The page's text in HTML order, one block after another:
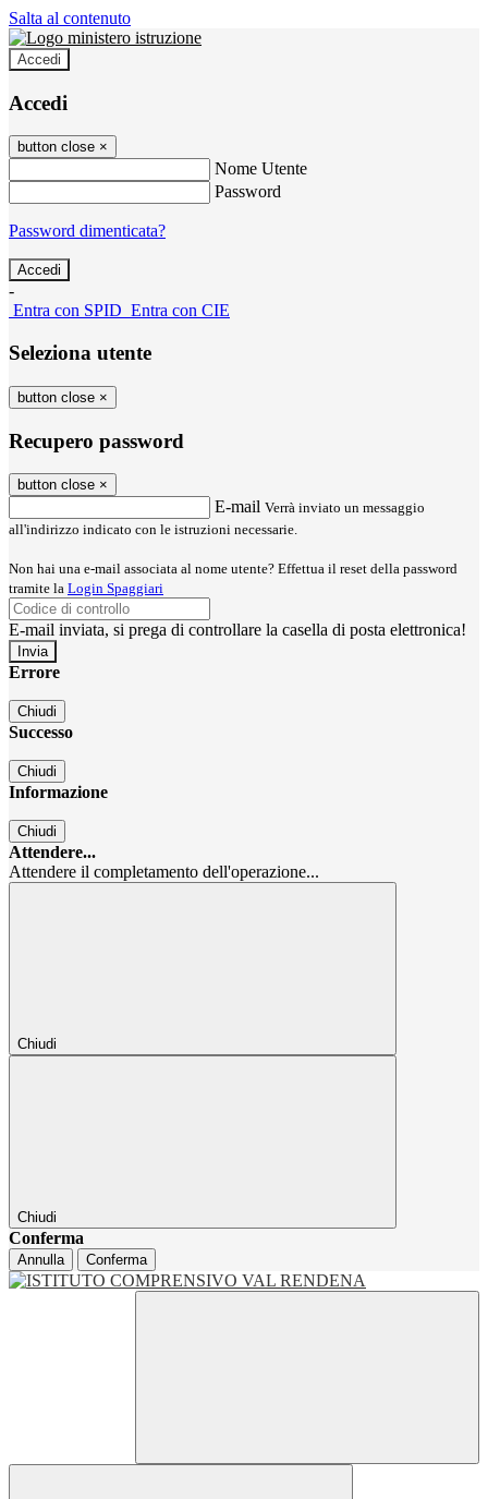
Salta al contenuto
Accedi
Accedi
button close ×
Nome Utente
Password
Password dimenticata?
-
Entra con SPID Entra con CIE
Seleziona utente
button close ×
Recupero password
button close ×
E-mail Verrà inviato un messaggio
all'indirizzo indicato con le istruzioni necessarie.
Non hai una e-mail associata al nome utente? Effettua il reset della password
tramite la Login Spaggiari
E-mail inviata, si prega di controllare la casella di posta elettronica!
Errore
Chiudi
Successo
Chiudi
Informazione
Chiudi
Attendere...
Attendere il completamento dell'operazione...
Chiudi
Chiudi
Conferma
Annulla Conferma